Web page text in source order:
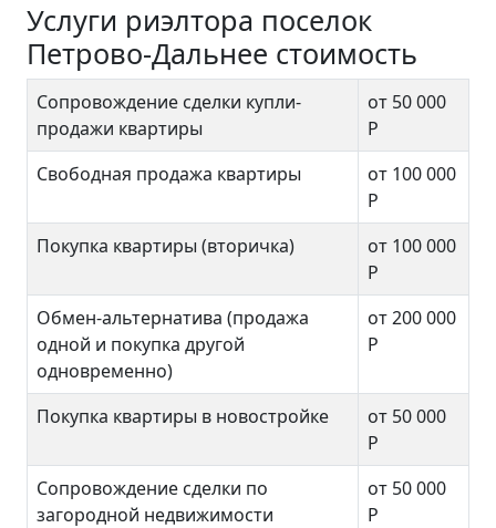
Услуги риэлтора поселок
Петрово-Дальнее стоимость
Сопровождение сделки купли-
продажи квартиры
от 50 000
Р
Свободная продажа квартиры
от 100 000
Р
Покупка квартиры (вторичка)
от 100 000
Р
Обмен-альтернатива (продажа
одной и покупка другой
одновременно)
от 200 000
Р
Покупка квартиры в новостройке
от 50 000
Р
Сопровождение сделки по
загородной недвижимости
от 50 000
Р